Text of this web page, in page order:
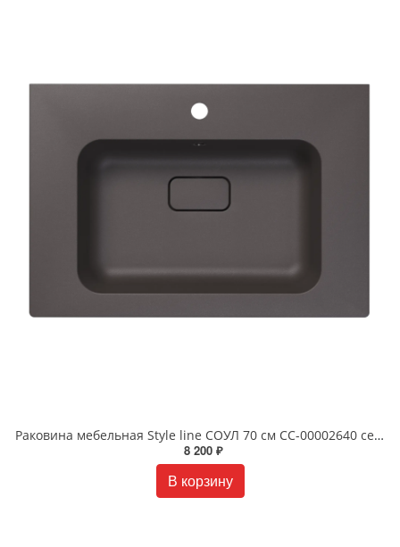
Раковина мебельная Style line СОУЛ 70 см СС-00002640 серый шелк
8 200 ₽
В корзину